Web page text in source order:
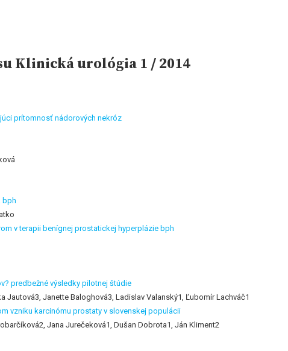
Klinická urológia 1 / 2014
prítomnosť nádorových nekróz
bph
v terapii benígnej prostatickej hyperplázie bph
predbežné výsledky pilotnej štúdie
Jautová3, Janette Baloghová3, Ladislav Valanský1, Ľubomír Lachváč1
vzniku karcinómu prostaty v slovenskej populácii
Jana Jurečeková1, Dušan Dobrota1, Ján Kliment2